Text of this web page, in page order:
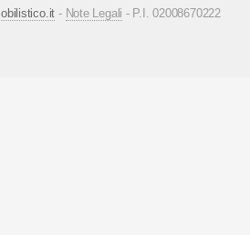
- Note Legali - P.I. 02008670222